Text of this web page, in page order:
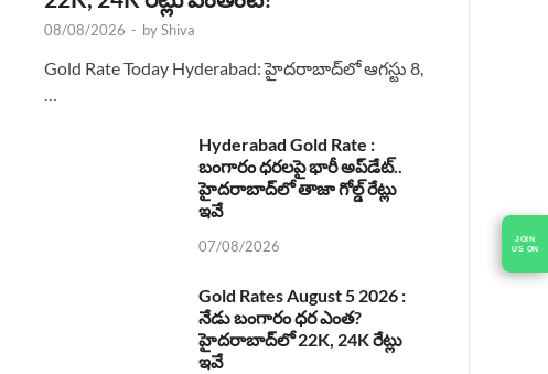
JOIN
US ON
08/08/2026 - byShiva
Gold Rate Today Hyderabad: హైదరాబాద్‌లో ఆగస్టు 8,
…
Hyderabad Gold Rate :
బంగారం ధరలపై భారీ అప్‌డేట్..
హైదరాబాద్‌లో తాజా గోల్డ్ రేట్లు
ఇవే
07/08/2026
Gold Rates August 5 2026 :
నేడు బంగారం ధర ఎంత?
హైదరాబాద్‌లో 22K, 24K రేట్లు
ఇవే